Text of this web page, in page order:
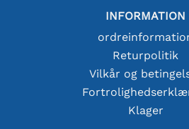
INFORMATION
Returpolitik
Vilkår og
Klager